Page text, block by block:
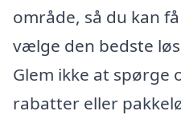
område, så du kan
vælge den bedste
Glem ikke at spørge
rabatter eller